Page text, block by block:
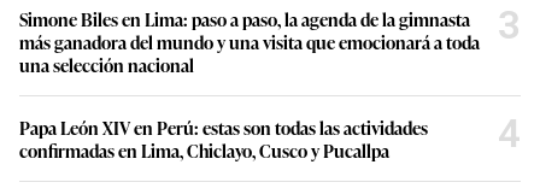
Simone Biles en Lima: paso a paso, la agenda de la gimnasta
más ganadora del mundo y una visita que emocionará a toda
una selección nacional
3
Papa León XIV en Perú: estas son todas las actividades
confirmadas en Lima, Chiclayo, Cusco y Pucallpa
4